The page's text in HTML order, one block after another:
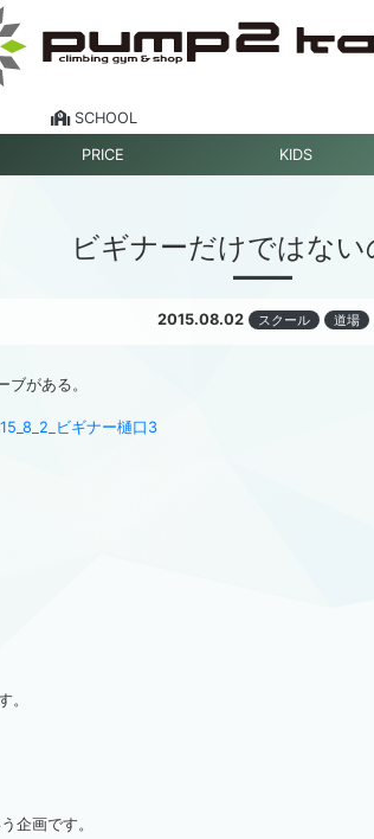
SCHOOL
PRICE KIDS
ビギナーだけではない
2015.08.02 スクール 道場
がある。
。
企画です。